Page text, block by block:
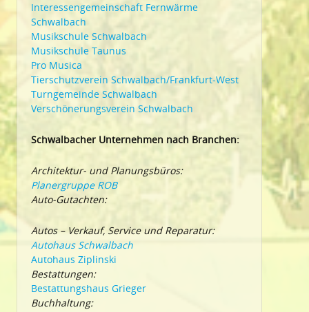
Interessengemeinschaft Fernwärme
Schwalbach
Musikschule Schwalbach
Musikschule Taunus
Pro Musica
Tierschutzverein Schwalbach/Frankfurt-West
Turngemeinde Schwalbach
Verschönerungsverein Schwalbach
Schwalbacher Unternehmen nach Branchen:
Architektur- und Planungsbüros:
Planergruppe ROB
Auto-Gutachten:
Autos – Verkauf, Service und Reparatur:
Autohaus Schwalbach
Autohaus Ziplinski
Bestattungen:
Bestattungshaus Grieger
Buchhaltung: